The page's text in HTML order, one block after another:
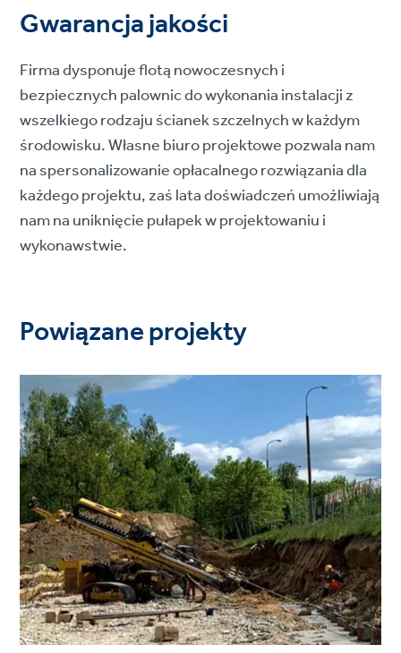
Gwarancja jakości
Firma dysponuje flotą nowoczesnych i
bezpiecznych palownic do wykonania instalacji z
wszelkiego rodzaju ścianek szczelnych w każdym
środowisku. Własne biuro projektowe pozwala nam
na spersonalizowanie opłacalnego rozwiązania dla
każdego projektu, zaś lata doświadczeń umożliwiają
nam na uniknięcie pułapek w projektowaniu i
wykonawstwie.
Powiązane projekty
Project
image